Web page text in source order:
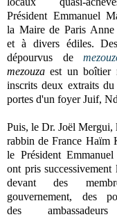
Président Emmanuel
la Maire de Paris
et à divers édiles.
dépourvus de
mezouzaest un boîtier
inscrits deux extraits
portes d'un foyer Juif,
Puis, le Dr. Joël Mergui,
rabbin de France Haïm
le Président
ont pris successivement
devant des
gouvernement, des
des